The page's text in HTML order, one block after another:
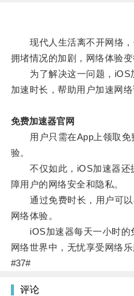
现代人生活离不开网络，
拥堵情况的加剧，网络体验变
为了解决这一问题，iOS
加速时长，帮助用户加速网
免费加速器官网
用户只需在App上领取免
验。
不仅如此，iOS加速器还
障用户的网络安全和隐私。
通过免费时长，用户可以
网络体验。
iOS加速器每天一小时的
网络世界中，无忧享受网络乐
#37#
评论